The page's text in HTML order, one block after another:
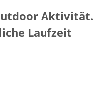
Aktivität.
Laufzeit